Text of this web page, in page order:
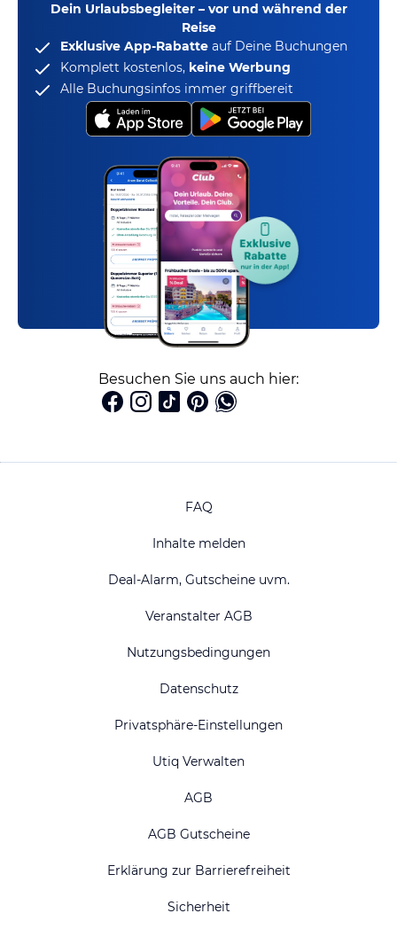
Dein Urlaubsbegleiter – vor und während der
Reise
Exklusive App-Rabatte auf Deine Buchungen
Komplett kostenlos, keine Werbung
Alle Buchungsinfos immer griffbereit
Besuchen Sie uns auch hier:
FAQ
Inhalte melden
Deal-Alarm, Gutscheine uvm.
Veranstalter AGB
Nutzungsbedingungen
Datenschutz
Privatsphäre-Einstellungen
Utiq Verwalten
AGB
AGB Gutscheine
Erklärung zur Barrierefreiheit
Sicherheit